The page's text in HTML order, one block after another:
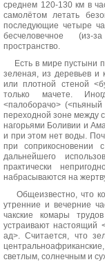
среднем 120-130 км в
самолётом летать
последующие четыре
бесчеловечное (из-
пространство.
Есть в мире пустыни
зеленая, из деревьев и
или плотной стеной
только мачете.
<палоборачо>
переходной зоне между
нагорьями Боливии и
и при этом нет воды.
при соприкосновении
дальнейшего
практически
набрасываются на
Общеизвестно, что
утренние и вечерние
чакские комары
устраивают настоящий
ад>. Считается, что
светлым, солнечным и